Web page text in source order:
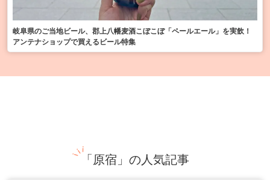
岐阜県のご当地ビール、郡上八幡麦酒こぼこぼ「ペールエール」を実飲！
アンテナショップで買えるビール特集
「原宿」の人気記事